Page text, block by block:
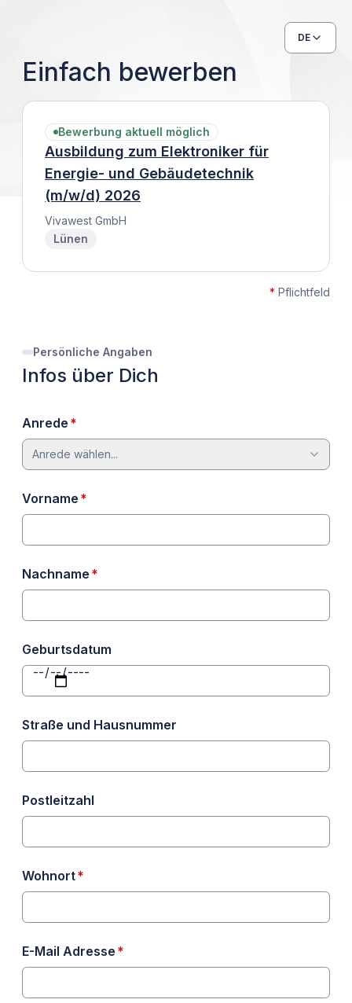
DE
Einfach bewerben
Bewerbung aktuell möglich
Ausbildung zum Elektroniker für
Energie- und Gebäudetechnik
(m/w/d) 2026
Vivawest GmbH
Lünen
* Pflichtfeld
Persönliche Angaben
Infos über Dich
Anrede *
Anrede wählen...
Vorname *
Nachname *
Geburtsdatum
Straße und Hausnummer
Postleitzahl
Wohnort*
E-Mail Adresse *